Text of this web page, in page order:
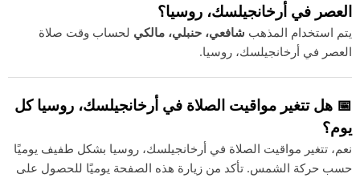
العصر في أرخانجيلسك، روسيا؟
يتم استخدام المذهب شافعي، حنبلي، مالكي لحساب وقت صلاة
العصر في أرخانجيلسك، روسيا.
📅 هل تتغير مواقيت الصلاة في أرخانجيلسك، روسيا كل
يوم؟
نعم، تتغير مواقيت الصلاة في أرخانجيلسك، روسيا بشكل طفيف يوميًا
حسب حركة الشمس. تأكد من زيارة هذه الصفحة يوميًا للحصول على